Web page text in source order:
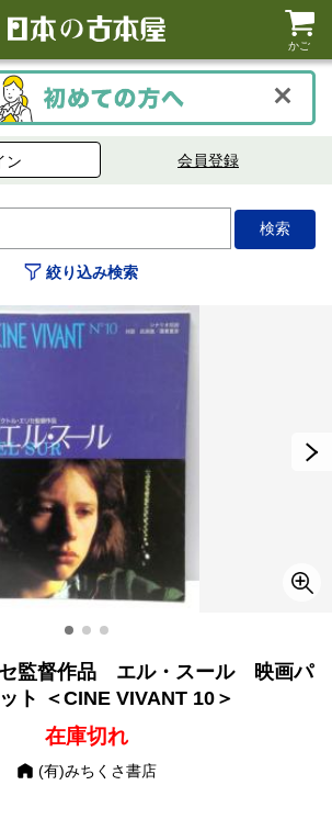
かご
ン 会員登録
絞り込み検索
セ監督作品 エル・スール 映画パ
ト ＜CINE VIVANT 10＞
在庫切れ
(有)みちくさ書店